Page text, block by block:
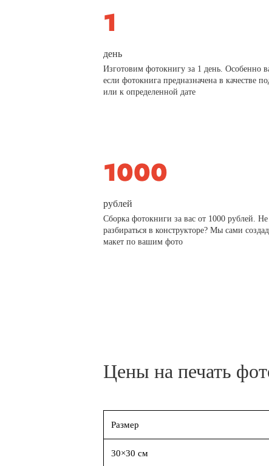
день
Изготовим фотокнигу за 1 день. Особенно
если фотокнига предназначена в качестве
или к определенной дате
рублей
Сборка фотокниги за вас от 1000 рублей. Не
разбираться в конструкторе? Мы сами
макет по вашим фото
Цены на печать
Размер
30×30 см